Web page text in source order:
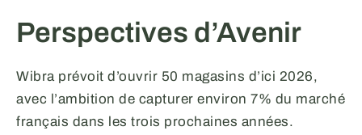
Perspectives d’Avenir
Wibra prévoit d’ouvrir 50 magasins d’ici 2026,
avec l’ambition de capturer environ 7% du marché
français dans les trois prochaines années.